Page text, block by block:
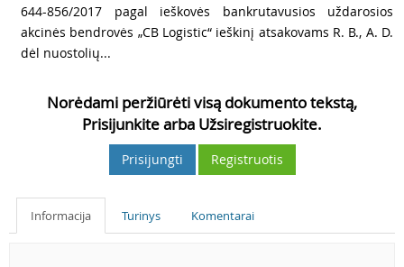
644-856/2017 pagal ieškovės bankrutavusios uždarosios
akcinės bendrovės „CB Logistic“ ieškinį atsakovams R. B., A. D.
dėl nuostolių...
Norėdami peržiūrėti visą dokumento tekstą,
Prisijunkite arba Užsiregistruokite.
Prisijungti Registruotis
Informacija Turinys Komentarai